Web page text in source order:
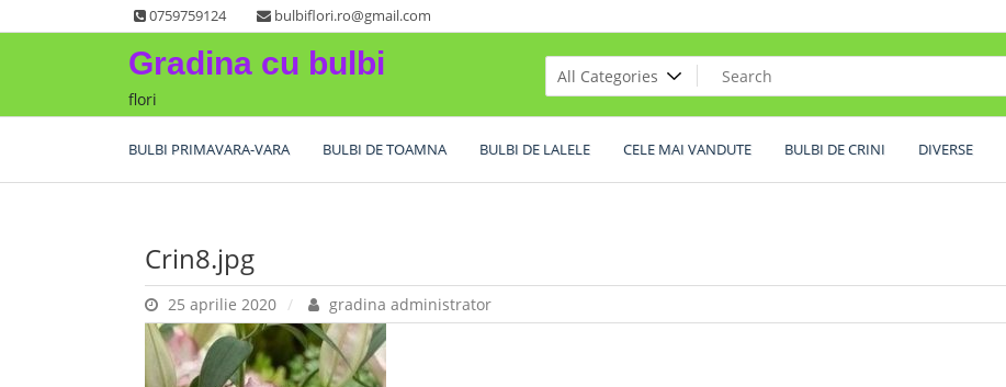
to
0759759124 bulbiflori.ro@gmail.com
Gradina cu bulbi
flori
BULBI PRIMAVARA-VARA BULBI DE TOAMNA BULBI DE LALELE CELE MAI VANDUTE BULBI DE CRINI DIVERSE
Crin8.jpg
25 aprilie 2020 gradina administrator